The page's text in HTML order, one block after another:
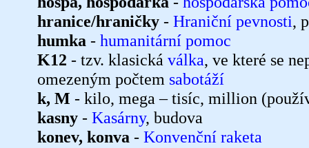
hranice/hraničky - Hraniční pevnosti,
humka - humanitární pomoc
K12 - tzv. klasická válka, ve které se
omezeným počtem sabotáží
k, M - kilo, mega – tisíc, million
kasny - Kasárny, budova
konev, konva - Konvenční raketa